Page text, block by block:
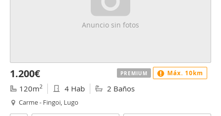
Anuncio sin fotos
1.200€
120m2 4 Hab 2 Baños
Carme - Fingoi, Lugo
PREMIUM Máx. 10km